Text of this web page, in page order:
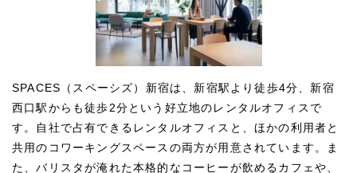
SPACES（スペーシズ）新宿は、新宿駅より徒歩4分、新宿
西口駅からも徒歩2分という好立地のレンタルオフィスで
す。自社で占有できるレンタルオフィスと、ほかの利用者と
共用のコワーキングスペースの両方が用意されています。ま
た、バリスタが淹れた本格的なコーヒーが飲めるカフェや、